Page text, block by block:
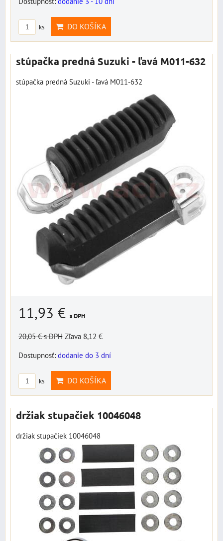
ks DO KOŠÍKA
stúpačka predná Suzuki - ľavá M011-632
stúpačka predná Suzuki - ľavá M011-632
11,93 € s DPH
20,05 €s DPH Zľava 8,12 €
Dostupnosť: dodanie do 3 dní
ks DO KOŠÍKA
držiak stupačiek 10046048
držiak stupačiek 10046048